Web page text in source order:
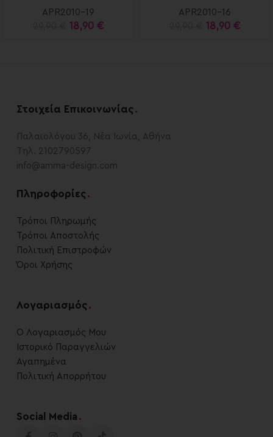
APR2010-19
18,90 €
APR2010-16
18,90 €
Στοιχεία Επικοινωνίας .
Παλαιολόγου 36, Νέα Ιωνία, Αθήνα
Τηλ. 2102790597
info@amma-design.com
Πληροφορίες .
Τρόποι Πληρωμής
Τρόποι Αποστολής
Πολιτική Επιστροφών
Όροι Χρήσης
Λογαριασμός .
Ο Λογαριασμός Μου
Ιστορικό Παραγγελιών
Αγαπημένα
Πολιτική Απορρήτου
Social Media .